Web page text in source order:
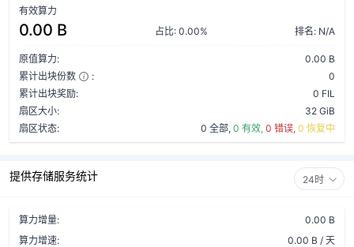
有效算力
0.00 B 占比: 0.00% 排名: N/A
原值算力:
0.00 B
累计出块份数
:
0
累计出块奖励:
0 FIL
扇区大小:
32 GiB
扇区状态:
0 全部, 0 有效, 0 错误, 0 恢复中
提供存储服务统计 24时
算力增量:
0.00 B
算力增速:
0.00 B / 天